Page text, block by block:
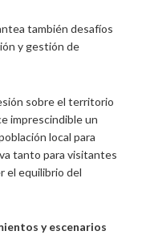
también desafíos
y gestión de
sobre el territorio
imprescindible un
local para
tanto para visitantes
el equilibrio del
y escenarios